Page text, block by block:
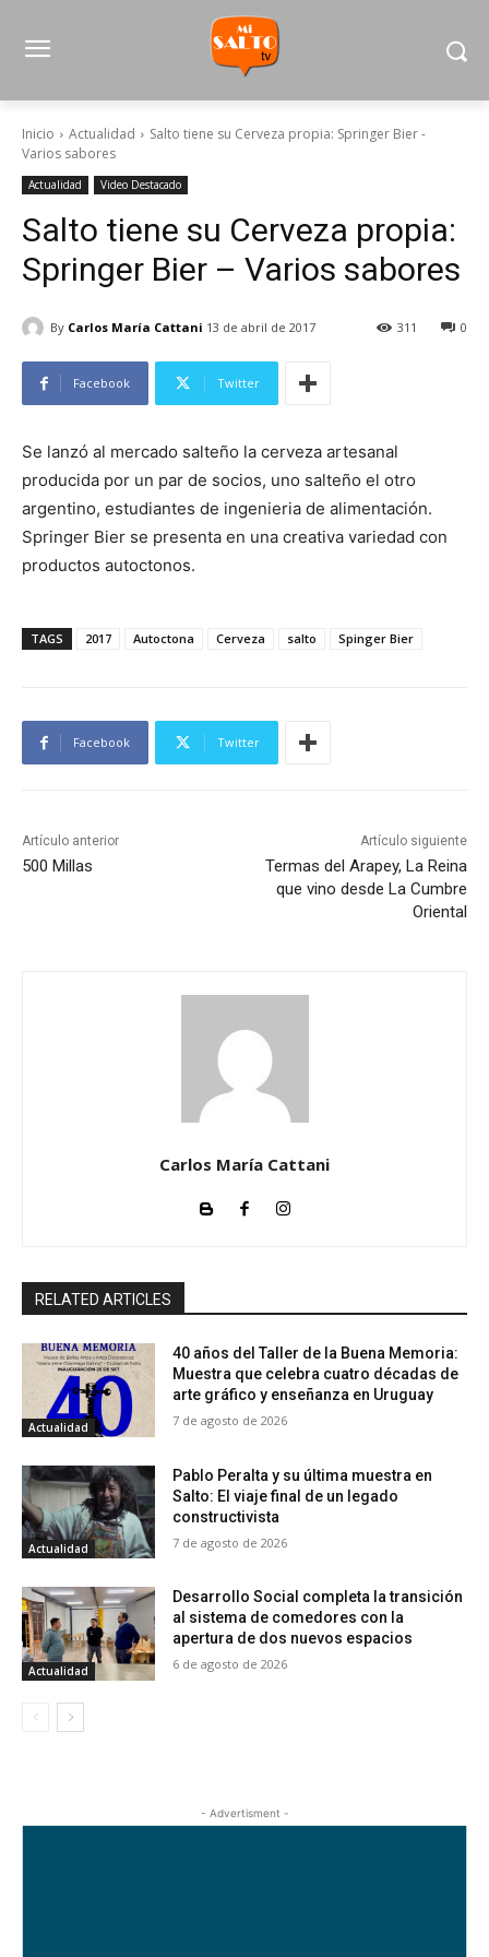
Inicio Actualidad
Salto tiene su Cerveza propia: Springer Bier -
Varios sabores
Actualidad Video Destacado
Salto tiene su Cerveza propia:
Springer Bier – Varios sabores
By Carlos María Cattani 13 de abril de 2017 0
311
Facebook Twitter
Se lanzó al mercado salteño la cerveza artesanal
producida por un par de socios, uno salteño el otro
argentino, estudiantes de ingenieria de alimentación.
Springer Bier se presenta en una creativa variedad con
productos autoctonos.
TAGS 2017 Autoctona Cerveza salto Spinger Bier
Facebook Twitter
Artículo anterior
500 Millas
Artículo siguiente
Termas del Arapey, La Reina
que vino desde La Cumbre
Oriental
Carlos María Cattani
RELATED ARTICLES
Actualidad
40 años del Taller de la Buena Memoria:
Muestra que celebra cuatro décadas de
arte gráfico y enseñanza en Uruguay
7 de agosto de 2026
Actualidad
Pablo Peralta y su última muestra en
Salto: El viaje final de un legado
constructivista
7 de agosto de 2026
Actualidad
Desarrollo Social completa la transición
al sistema de comedores con la
apertura de dos nuevos espacios
6 de agosto de 2026
- Advertisment -